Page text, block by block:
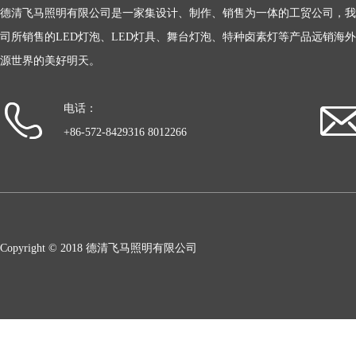
德清飞马照明有限公司是一家集设计、制作、销售为一体的工贸公司，
司所销售的LED灯泡、LED灯具、舞台灯泡、特种卤素灯等产品远销海
源世界的美好明天。
电话：
+86-572-8429316 8012266
Copyright © 2018 德清飞马照明有限公司